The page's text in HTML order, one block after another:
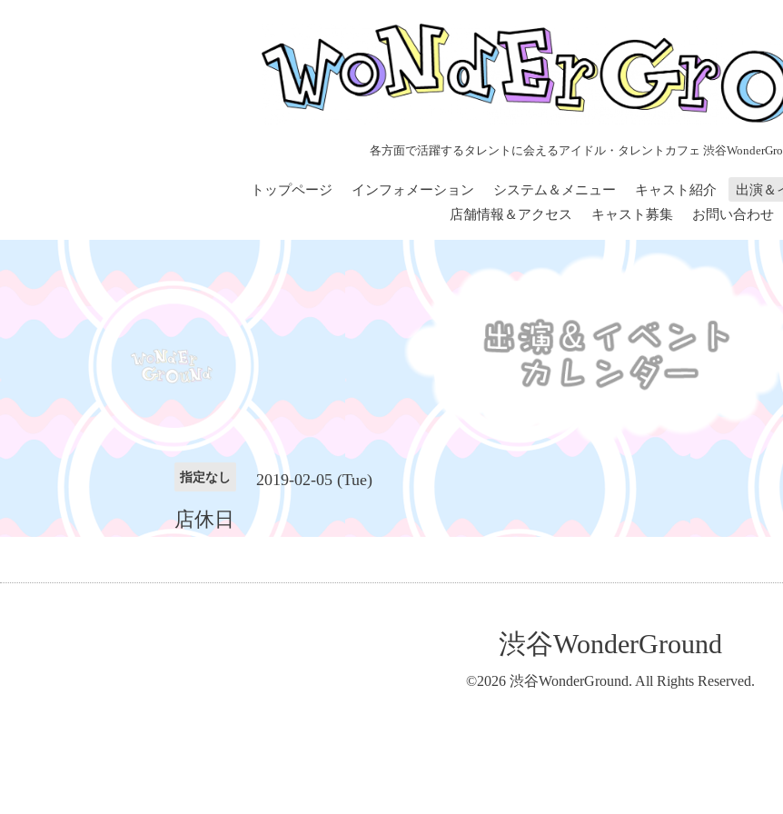
各方面で活躍するタレントに会えるアイドル・タレントカフェ 渋谷
トップページ インフォメーション システム＆メニュー キャスト紹介 出演＆
店舗情報＆アクセス
キャスト募集 お問い合わせ
指定なし 2019-02-05 (Tue)
店休日
渋谷WonderGround
©2026 渋谷WonderGround. All Rights Reserved.